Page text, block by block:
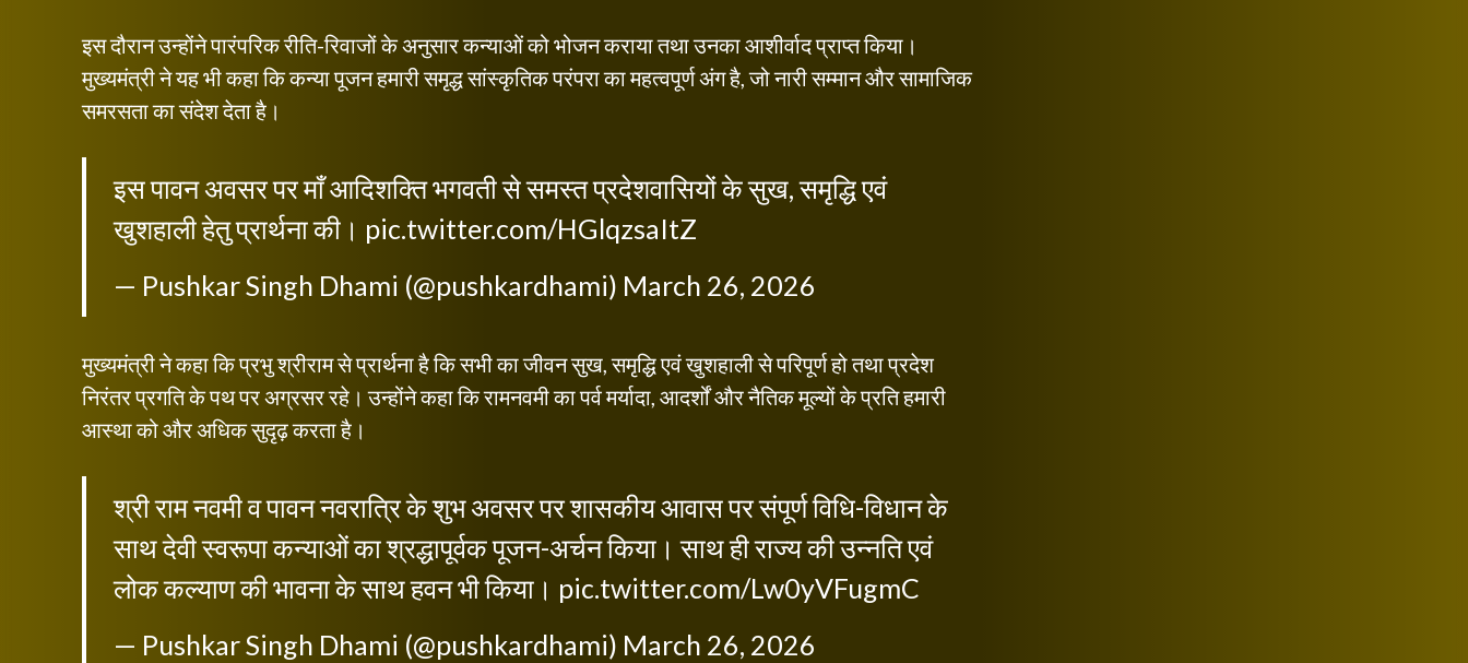
इस दौरान उन्होंने पारंपरिक रीति-रिवाजों के अनुसार कन्याओं को भोजन कराया तथा उनका आशीर्वाद प्राप्त किया।
मुख्यमंत्री ने यह भी कहा कि कन्या पूजन हमारी समृद्ध सांस्कृतिक परंपरा का महत्वपूर्ण अंग है, जो नारी सम्मान और सामाजिक
समरसता का संदेश देता है।
इस पावन अवसर पर माँ आदिशक्ति भगवती से समस्त प्रदेशवासियों के सुख, समृद्धि एवं
खुशहाली हेतु प्रार्थना की। pic.twitter.com/HGlqzsaItZ
— Pushkar Singh Dhami (@pushkardhami) March 26, 2026
मुख्यमंत्री ने कहा कि प्रभु श्रीराम से प्रार्थना है कि सभी का जीवन सुख, समृद्धि एवं खुशहाली से परिपूर्ण हो तथा प्रदेश
निरंतर प्रगति के पथ पर अग्रसर रहे। उन्होंने कहा कि रामनवमी का पर्व मर्यादा, आदर्शों और नैतिक मूल्यों के प्रति हमारी
आस्था को और अधिक सुदृढ़ करता है।
श्री राम नवमी व पावन नवरात्रि के शुभ अवसर पर शासकीय आवास पर संपूर्ण विधि-विधान के
साथ देवी स्वरूपा कन्याओं का श्रद्धापूर्वक पूजन-अर्चन किया। साथ ही राज्य की उन्नति एवं
लोक कल्याण की भावना के साथ हवन भी किया। pic.twitter.com/Lw0yVFugmC
— Pushkar Singh Dhami (@pushkardhami) March 26, 2026